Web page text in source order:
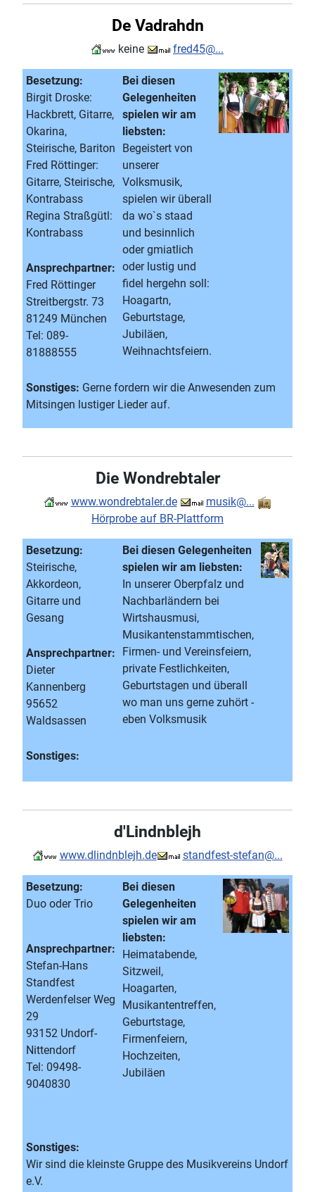
De Vadrahdn
keine fred45@...
Besetzung:
Birgit Droske:
Hackbrett, Gitarre,
Okarina,
Steirische, Bariton
Fred Röttinger:
Gitarre, Steirische,
Kontrabass
Regina Straßgütl:
Kontrabass
Bei diesen
Gelegenheiten
spielen wir am
liebsten:
Begeistert von
unserer
Volksmusik,
spielen wir überall
da wo`s staad
und besinnlich
oder gmiatlich
oder lustig und
fidel hergehn soll:
Hoagartn,
Geburtstage,
Jubiläen,
Weihnachtsfeiern.
Ansprechpartner:
Fred Röttinger
Streitbergstr. 73
81249 München
Tel: 089-
81888555
Sonstiges: Gerne fordern wir die Anwesenden zum
Mitsingen lustiger Lieder auf.
Die Wondrebtaler
www.wondrebtaler.de
musik@...
Hörprobe auf BR-Plattform
Besetzung:
Steirische,
Akkordeon,
Gitarre und
Gesang
Bei diesen Gelegenheiten
spielen wir am liebsten:
In unserer Oberpfalz und
Nachbarländern bei
Wirtshausmusi,
Musikantenstammtischen,
Firmen- und Vereinsfeiern,
private Festlichkeiten,
Geburtstagen und überall
wo man uns gerne zuhört -
eben Volksmusik
Ansprechpartner:
Dieter
Kannenberg
95652
Waldsassen
Sonstiges:
d'Lindnblejh
www.dlindnblejh.de standfest-stefan@...
Besetzung:
Duo oder Trio
Bei diesen
Gelegenheiten
spielen wir am
liebsten:
Heimatabende,
Sitzweil,
Hoagarten,
Musikantentreffen,
Geburtstage,
Firmenfeiern,
Hochzeiten,
Jubiläen
Ansprechpartner:
Stefan-Hans
Standfest
Werdenfelser Weg
29
93152 Undorf-
Nittendorf
Tel: 09498-
9040830
Sonstiges:
Wir sind die kleinste Gruppe des Musikvereins Undorf
e.V.